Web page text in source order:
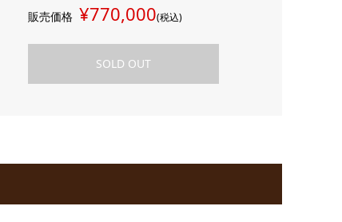
販売価格 ¥770,000(税込)
SOLD OUT